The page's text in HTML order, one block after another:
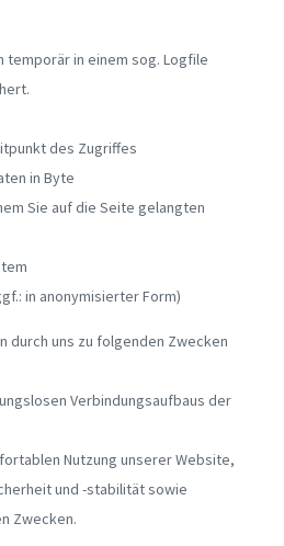
temporär in einem sog. Logfile
des Zugriffes
in Byte
Sie auf die Seite gelangten
in anonymisierter Form)
durch uns zu folgenden Zwecken
Verbindungsaufbaus der
Nutzung unserer Website,
und -stabilität sowie
Zwecken.